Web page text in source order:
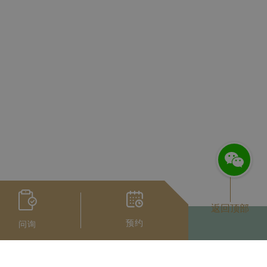
问询 预约
返回顶部